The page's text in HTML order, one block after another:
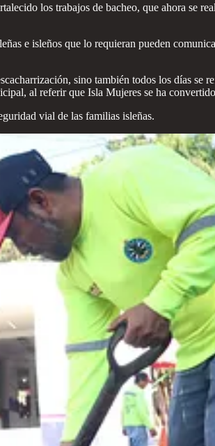
los trabajos de bacheo, que ahora se
e isleños que lo requieran pueden
sino también todos los días se
al referir que Isla Mujeres se ha
vial de las familias isleñas.